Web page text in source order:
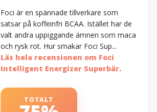
Foci är en spännade tillverkare som
satsar på koffeinfri BCAA. Istället har de
valt andra uppiggande ämnen som maca
och rysk rot. Hur smakar Foci Sup...
Läs hela recensionen om Foci
Intelligent Energizer Superbär.
TOTALT